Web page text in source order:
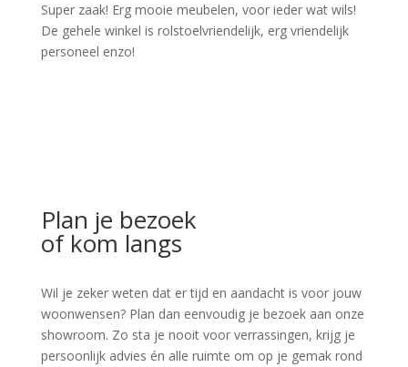
Super zaak! Erg mooie meubelen, voor ieder wat wils!
De gehele winkel is rolstoelvriendelijk, erg vriendelijk
personeel enzo!
Plan je bezoek
of kom langs
Wil je zeker weten dat er tijd en aandacht is voor jouw
woonwensen? Plan dan eenvoudig je bezoek aan onze
showroom. Zo sta je nooit voor verrassingen, krijg je
persoonlijk advies én alle ruimte om op je gemak rond